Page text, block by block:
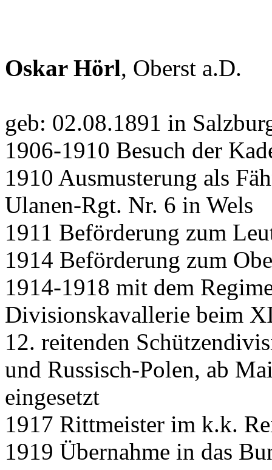
Oskar Hörl, Oberst a.D.
geb: 02.08.1891 in
1906-1910 Besuch der
1910 Ausmusterung als
Ulanen-Rgt. Nr. 6 in Wels
1911 Beförderung zum
1914 Beförderung zum
1914-1918 mit dem
Divisionskavallerie beim
12. reitenden
und Russisch-Polen, ab
eingesetzt
1917 Rittmeister im k.k.
1919 Übernahme in das